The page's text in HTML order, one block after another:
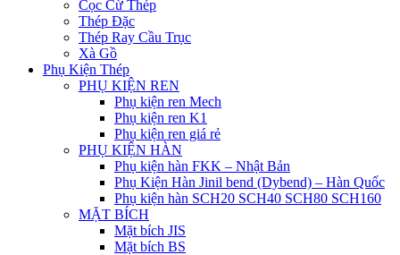
Cọc Cừ Thép
Thép Đặc
Thép Ray Cầu Trục
Xà Gồ
Phụ Kiện Thép
PHỤ KIỆN REN
Phụ kiện ren Mech
Phụ kiện ren K1
Phụ kiện ren giá rẻ
PHỤ KIỆN HÀN
Phụ kiện hàn FKK – Nhật Bản
Phụ Kiện Hàn Jinil bend (Dybend) – Hàn Quốc
Phụ kiện hàn SCH20 SCH40 SCH80 SCH160
MẶT BÍCH
Mặt bích JIS
Mặt bích BS